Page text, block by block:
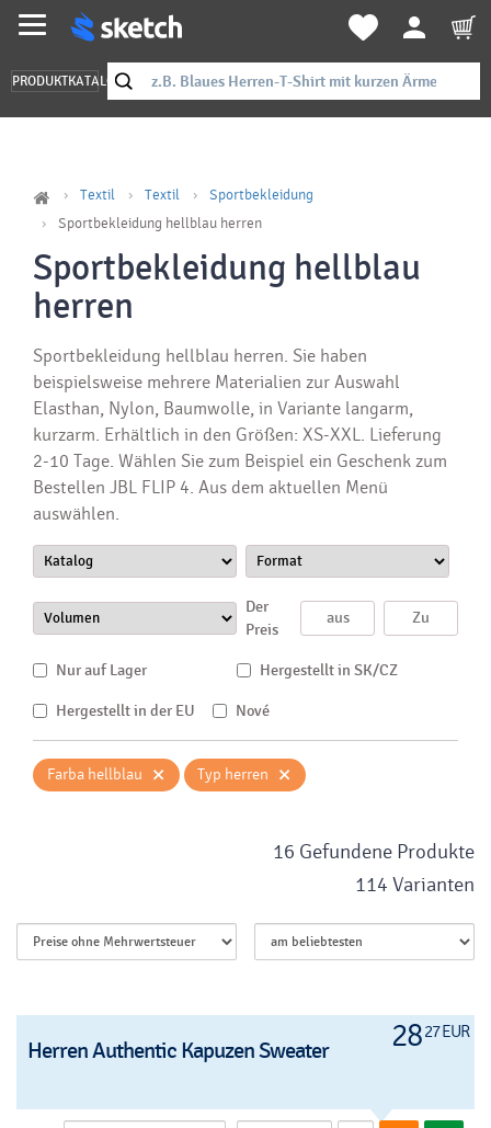
PRODUKTKATALOG
Textil Textil
Sportbekleidung
Sportbekleidung hellblau herren
Sportbekleidung hellblau
herren
Sportbekleidung hellblau herren. Sie haben
beispielsweise mehrere Materialien zur Auswahl
Elasthan, Nylon, Baumwolle, in Variante langarm,
kurzarm. Erhältlich in den Größen: XS-XXL. Lieferung
2-10 Tage. Wählen Sie zum Beispiel ein Geschenk zum
Bestellen JBL FLIP 4. Aus dem aktuellen Menü
auswählen.
Der
Preis
Nur auf Lager Hergestellt in SK/CZ
Hergestellt in der EU Nové
Farba hellblau × Typ herren ×
16 Gefundene Produkte
114 Varianten
2827 EUR
Herren Authentic Kapuzen Sweater